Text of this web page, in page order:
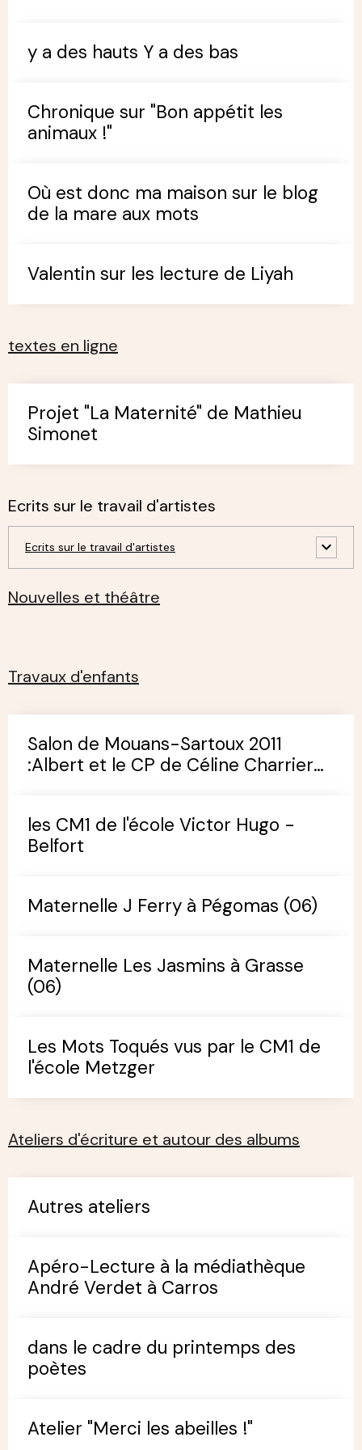
y a des hauts Y a des bas
Chronique sur "Bon appétit les
animaux !"
Où est donc ma maison sur le blog
de la mare aux mots
Valentin sur les lecture de Liyah
textes en ligne
Projet "La Maternité" de Mathieu
Simonet
Ecrits sur le travail d'artistes
Ecrits sur le travail d'artistes
Nouvelles et théâtre
Travaux d'enfants
Salon de Mouans-Sartoux 2011
:Albert et le CP de Céline Charrier
les CM1 de l'école Victor Hugo -
Belfort
Maternelle J Ferry à Pégomas (06)
Maternelle Les Jasmins à Grasse
(06)
Les Mots Toqués vus par le CM1 de
l'école Metzger
Ateliers d'écriture et autour des albums
Autres ateliers
Apéro-Lecture à la médiathèque
André Verdet à Carros
dans le cadre du printemps des
poètes
Atelier "Merci les abeilles !"